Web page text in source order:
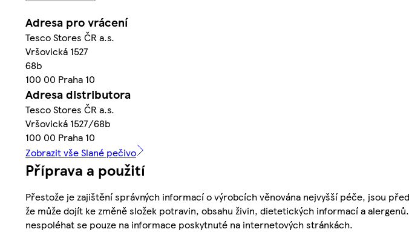
Adresa pro vrácení
Tesco Stores ČR a.s.
Vršovická 1527
68b
100 00 Praha 10
Adresa distributora
Tesco Stores ČR a.s.
Vršovická 1527/68b
100 00 Praha 10
Zobrazit vše Slané pečivo
Příprava a použití
Přestože je zajištění správných informací o výrobcích věnována nejvyšší péče, jsou
že může dojít ke změně složek potravin, obsahu živin, dietetických informací a
nespoléhat se pouze na informace poskytnuté na internetových stránkách.